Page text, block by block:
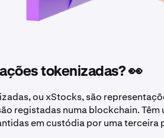
tokenizadas? 👀
ou xStocks, são
registadas numa blockchain.
em custódia por uma terceira